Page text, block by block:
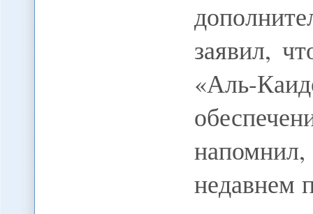
заявил,
«Аль-
недавнем